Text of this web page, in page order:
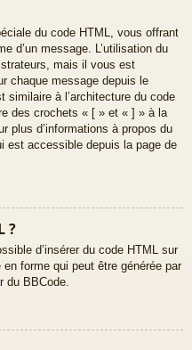
du code HTML, vous offrant
d’un message. L’utilisation du
mais il vous est
chaque message depuis le
similaire à l’architecture du code
des crochets « [ » et « ] » à la
plus d’informations à propos du
est accessible depuis la page de
?
d’insérer du code HTML sur
forme qui peut être générée par
du BBCode.